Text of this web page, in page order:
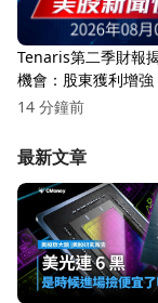
Tenaris第二季財報
機會：股東獲利增強
樂觀！
14 分鐘前
最新文章